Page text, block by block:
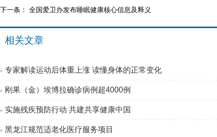
下一条： 全国爱卫办发布睡眠健康核心信息及释义
相关文章
专家解读运动后体重上涨 读懂身体的正常变化
刚果（金）埃博拉确诊病例超4000例
实施残疾预防行动 共建共享健康中国
黑龙江规范适老化医疗服务项目